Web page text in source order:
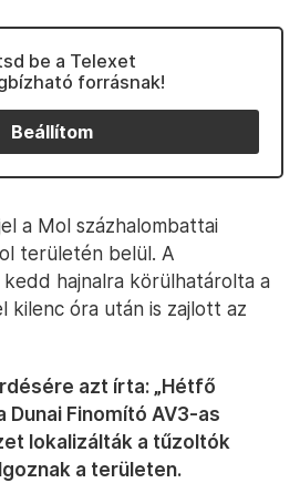
be a Telexet
forrásnak!
Beállítom
a Mol százhalombattai
területén belül. A
hajnalra körülhatárolta a
kilenc óra után is zajlott az
azt írta: „Hétfő
Dunai Finomító AV3-as
lokalizálták a tűzoltók
a területen.